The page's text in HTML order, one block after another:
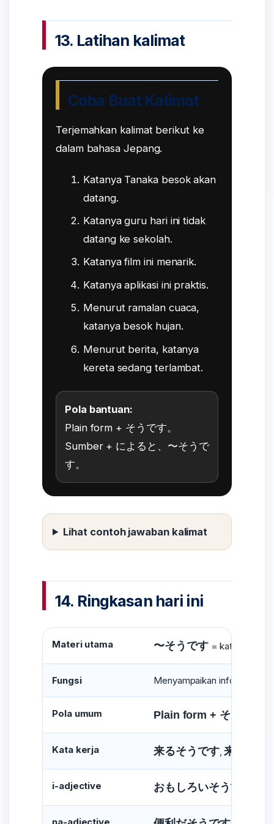
13. Latihan kalimat
Coba Buat Kalimat
Terjemahkan kalimat berikut ke
dalam bahasa Jepang.
Katanya Tanaka besok akan
datang.
Katanya guru hari ini tidak
datang ke sekolah.
Katanya film ini menarik.
Katanya aplikasi ini praktis.
Menurut ramalan cuaca,
katanya besok hujan.
Menurut berita, katanya
kereta sedang terlambat.
Pola bantuan:
Plain form + そうです。
Sumber + によると、〜そうで
す。
Lihat contoh jawaban kalimat
14. Ringkasan hari ini
Materi utama 〜そうです= katanya...
Fungsi Menyampaikan informasi
Pola umum Plain form + そうです
Kata kerja 来るそうです,来ないそ
i-adjective おもしろいそうです